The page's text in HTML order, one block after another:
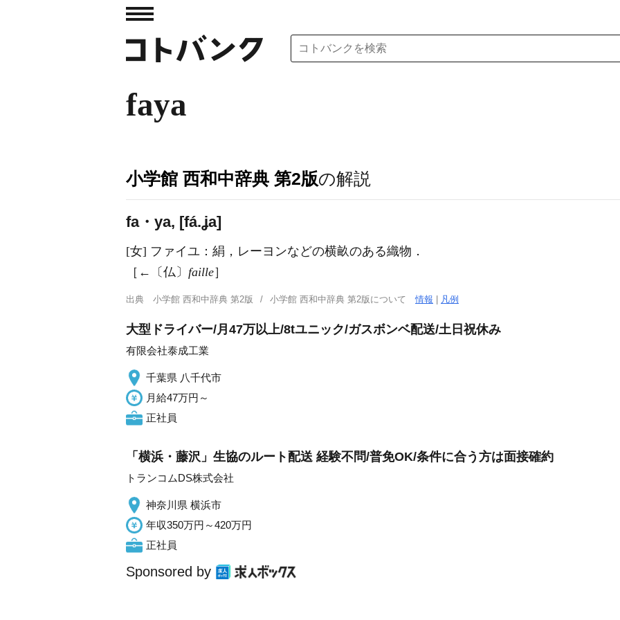
faya
小学館 西和中辞典 第2版の解説
fa・ya, [fá.ʝa]
[女] ファイユ：絹，レーヨンなどの横畝のある織物．
［←〔仏〕 faille］
出典 小学館 西和中辞典 第2版 小学館 西和中辞典 第2版について情報 凡例
大型ドライバー/月47万以上/8tユニック/ガスボンベ配送/土日祝休み
有限会社泰成工業
千葉県 八千代市
月給47万円～
正社員
「横浜・藤沢」生協のルート配送 経験不問/普免OK/条件に合う方は面接確約
トランコムDS株式会社
神奈川県 横浜市
年収350万円～420万円
正社員
Sponsored by